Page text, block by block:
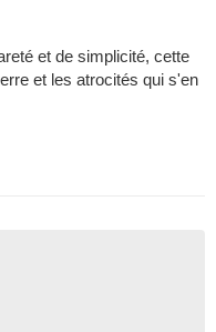
et de simplicité, cette
et les atrocités qui s'en